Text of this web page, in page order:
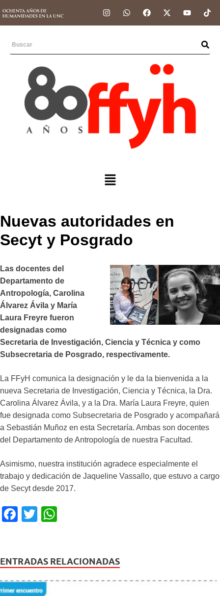
Nuevas autoridades en
Secyt y Posgrado
Las docentes del
Departamento de
Antropología, Carolina
Álvarez Ávila y María
Laura Freyre fueron
designadas como
Secretaria de Investigación, Ciencia y Técnica y como
Subsecretaria de Posgrado, respectivamente.
La FFyH comunica la designación y le da la bienvenida a la
nueva Secretaria de Investigación, Ciencia y Técnica, la Dra.
Carolina Álvarez Ávila, y a la Dra. María Laura Freyre, quien
fue designada como Subsecretaria de Posgrado y acompañará
a Sebastián Muñoz en esta Secretaría. Ambas son docentes
del Departamento de Antropología de nuestra Facultad.
Asimismo, nuestra institución agradece especialmente el
trabajo y dedicación de Jaqueline Vassallo, que estuvo a cargo
de Secyt desde 2017.
F
e
b
T
er s
A
ENTRADAS RELACIONADAS